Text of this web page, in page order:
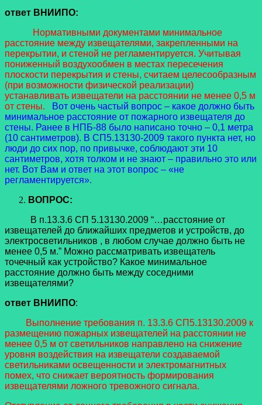
ответ ВНИИПО:
Нормативными документами минимальное
расстояние между извещателями, закрепленными на
перекрытии, и стеной не регламентируется. Учитывая
пониженный воздухообмен в местах пересечения
плоскости перекрытия и стены, считаем целесообразным
(при возможности физической реализации)
устанавливать извещатели на расстоянии не менее 0,5 м
от стены.
Вот очень частый вопрос – какое должно быть
минимальное расстояние от пожарного извещателя до
стены. Ранее в НПБ-88 было написано точно – 0,1 метра
(10 сантиметров). В СП5.13130-2009 такого пункта нет, но
люди до сих пор, по привычке, соблюдают эти 10
сантиметров, хотя толком и не знают – правильно это или
нет. Вот Вам и ответ на этот вопрос – «не
регламентируется».
ВОПРОС:
В п.13.3.6 СП 5.13130.2009 “…расстояние от
извещателей до ближайших предметов и устройств, до
электросветильников , в любом случае должно быть не
менее 0,5 м.” Можно рассматривать извещатель
точечный как устройство? Какое минимальное
расстояние должно быть между соседними
извещателями?
ответ ВНИИПО:
Выполнение требования п. 13.3.6 СП5.13130.2009 к
размещению пожарных извещателей на расстоянии не
менее 0,5 м от светильников направлено на снижение
уровня воздействия на извещатели создаваемой
светильниками освещенности и электромагнитных
помех, что снижает вероятность формирования
извещателями ложного тревожного сигнала.